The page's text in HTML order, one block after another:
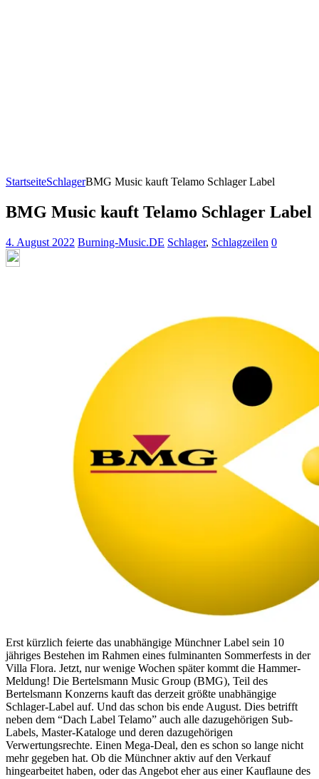
StartseiteSchlagerBMG Music kauft Telamo Schlager Label
BMG Music kauft Telamo Schlager Label
4. August 2022 Burning-Music.DE Schlager, Schlagzeilen 0
Erst kürzlich feierte das unabhängige Münchner Label sein 10
jähriges Bestehen im Rahmen eines fulminanten Sommerfests in der
Villa Flora. Jetzt, nur wenige Wochen später kommt die Hammer-
Meldung! Die Bertelsmann Music Group (BMG), Teil des
Bertelsmann Konzerns kauft das derzeit größte unabhängige
Schlager-Label auf. Und das schon bis ende August. Dies betrifft
neben dem “Dach Label Telamo” auch alle dazugehörigen Sub-
Labels, Master-Kataloge und deren dazugehörigen
Verwertungsrechte. Einen Mega-Deal, den es schon so lange nicht
mehr gegeben hat. Ob die Münchner aktiv auf den Verkauf
hingearbeitet haben, oder das Angebot eher aus einer Kauflaune des